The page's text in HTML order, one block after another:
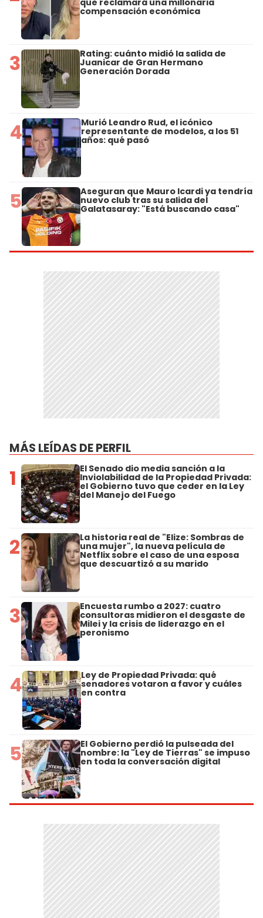
que reclamará una millonaria
compensación económica
3 Rating: cuánto midió la salida de
Juanicar de Gran Hermano
Generación Dorada
4 Murió Leandro Rud, el icónico
representante de modelos, a los 51
años: qué pasó
5 Aseguran que Mauro Icardi ya tendría
nuevo club tras su salida del
Galatasaray: "Está buscando casa"
MÁS LEÍDAS DE PERFIL
1 El Senado dio media sanción a la
Inviolabilidad de la Propiedad Privada:
el Gobierno tuvo que ceder en la Ley
del Manejo del Fuego
2 La historia real de "Elize: Sombras de
una mujer", la nueva película de
Netflix sobre el caso de una esposa
que descuartizó a su marido
3 Encuesta rumbo a 2027: cuatro
consultoras midieron el desgaste de
Milei y la crisis de liderazgo en el
peronismo
4 Ley de Propiedad Privada: qué
senadores votaron a favor y cuáles
en contra
5 El Gobierno perdió la pulseada del
nombre: la "Ley de Tierras" se impuso
en toda la conversación digital